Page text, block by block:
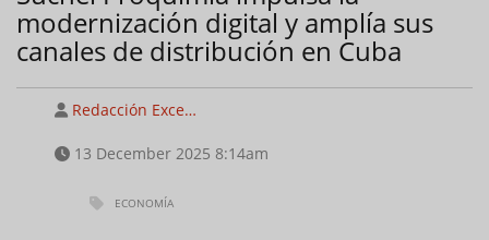
modernización digital y amplía sus
canales de distribución en Cuba
Redacción Exce…
13 December 2025 8:14am
ECONOMÍA